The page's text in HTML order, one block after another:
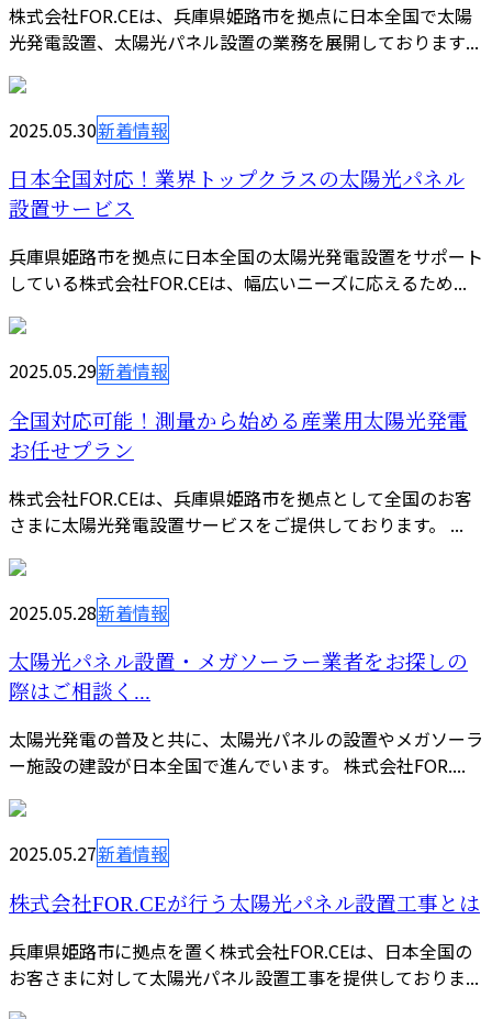
株式会社FOR.CEは、兵庫県姫路市を拠点に日本全国で太陽
光発電設置、太陽光パネル設置の業務を展開しております...
2025.05.30新着情報
日本全国対応！業界トップクラスの太陽光パネル
設置サービス
兵庫県姫路市を拠点に日本全国の太陽光発電設置をサポート
している株式会社FOR.CEは、幅広いニーズに応えるため...
2025.05.29新着情報
全国対応可能！測量から始める産業用太陽光発電
お任せプラン
株式会社FOR.CEは、兵庫県姫路市を拠点として全国のお客
さまに太陽光発電設置サービスをご提供しております。 ...
2025.05.28新着情報
太陽光パネル設置・メガソーラー業者をお探しの
際はご相談く...
太陽光発電の普及と共に、太陽光パネルの設置やメガソーラ
ー施設の建設が日本全国で進んでいます。 株式会社FOR....
2025.05.27新着情報
株式会社FOR.CEが行う太陽光パネル設置工事とは
兵庫県姫路市に拠点を置く株式会社FOR.CEは、日本全国の
お客さまに対して太陽光パネル設置工事を提供しておりま...